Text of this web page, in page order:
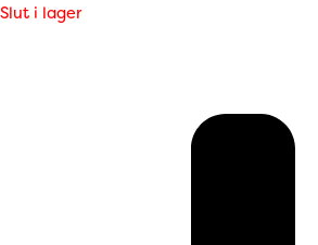
Slut i lager